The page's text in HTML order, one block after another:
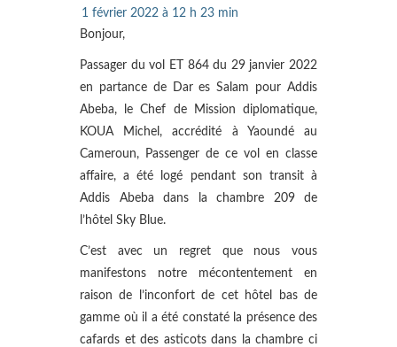
1 février 2022 à 12 h 23 min
Bonjour,
Passager du vol ET 864 du 29 janvier 2022
en partance de Dar es Salam pour Addis
Abeba, le Chef de Mission diplomatique,
KOUA Michel, accrédité à Yaoundé au
Cameroun, Passenger de ce vol en classe
affaire, a été logé pendant son transit à
Addis Abeba dans la chambre 209 de
l’hôtel Sky Blue.
C’est avec un regret que nous vous
manifestons notre mécontentement en
raison de l’inconfort de cet hôtel bas de
gamme où il a été constaté la présence des
cafards et des asticots dans la chambre ci